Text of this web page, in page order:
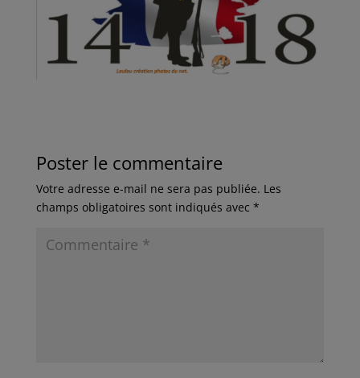
Poster le commentaire
Votre adresse e-mail ne sera pas publiée. Les
champs obligatoires sont indiqués avec *